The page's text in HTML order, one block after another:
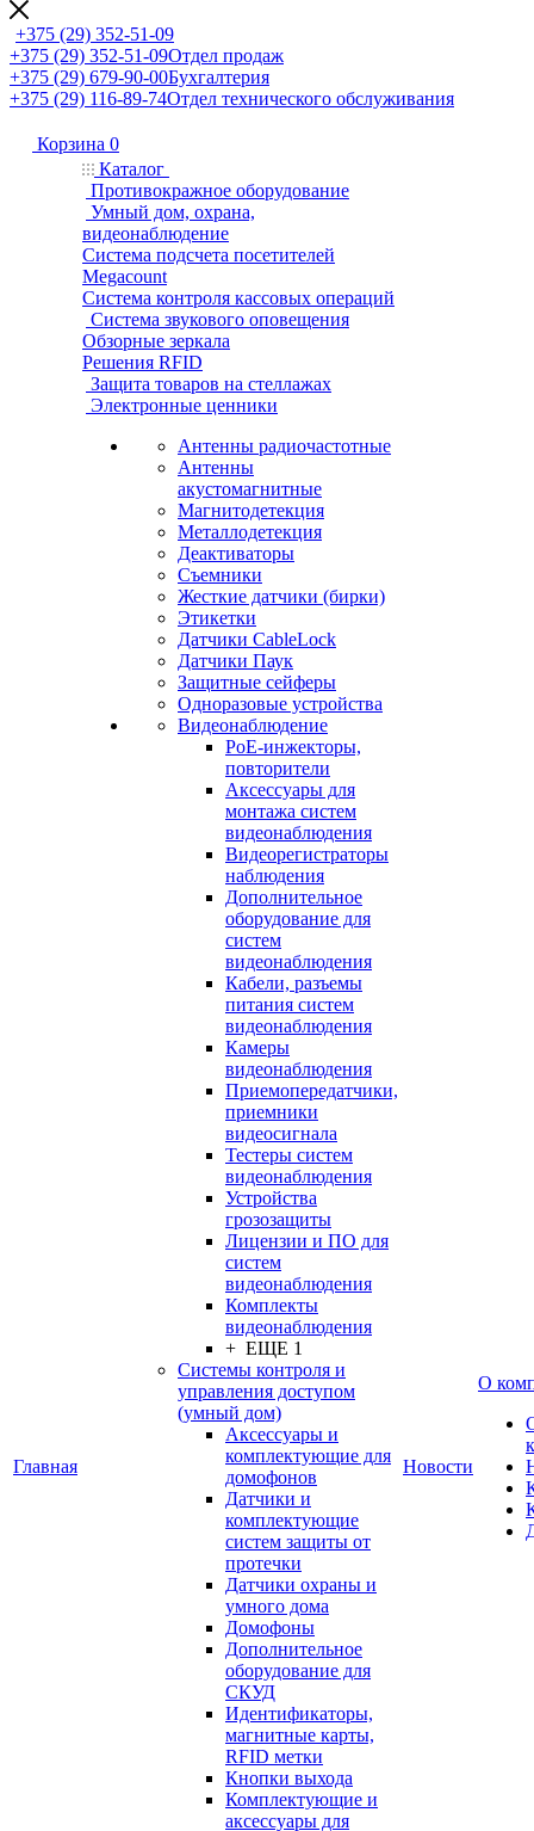
+375 (29) 352-51-09
+375 (29) 352-51-09Отдел продаж
+375 (29) 679-90-00Бухгалтерия
+375 (29) 116-89-74Отдел технического обслуживания
Корзина 0
Главная
Каталог
Противокражное оборудование
Умный дом, охрана,
видеонаблюдение
Система подсчета посетителей
Megacount
Система контроля кассовых операций
Система звукового оповещения
Обзорные зеркала
Решения RFID
Защита товаров на стеллажах
Электронные ценники
Антенны радиочастотные
Антенны
акустомагнитные
Магнитодетекция
Металлодетекция
Деактиваторы
Съемники
Жесткие датчики (бирки)
Этикетки
Датчики CableLock
Датчики Паук
Защитные сейферы
Одноразовые устройства
Видеонаблюдение
PoE-инжекторы,
повторители
Аксессуары для
монтажа систем
видеонаблюдения
Видеорегистраторы
наблюдения
Дополнительное
оборудование для
систем
видеонаблюдения
Кабели, разъемы
питания систем
видеонаблюдения
Камеры
видеонаблюдения
Приемопередатчики,
приемники
видеосигнала
Тестеры систем
видеонаблюдения
Устройства
грозозащиты
Лицензии и ПО для
систем
видеонаблюдения
Комплекты
видеонаблюдения
+ ЕЩЕ 1
Системы контроля и
управления доступом
(умный дом)
Аксессуары и
комплектующие для
домофонов
Датчики и
комплектующие
систем защиты от
протечки
Датчики охраны и
умного дома
Домофоны
Дополнительное
оборудование для
СКУД
Идентификаторы,
магнитные карты,
RFID метки
Кнопки выхода
Комплектующие и
аксессуары для
Новости
О